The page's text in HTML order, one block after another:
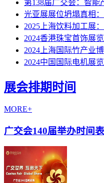
第138届广交会：智能
光亚展展位坍塌真相
2025上海饮料加工展
2024香港珠宝首饰展
2024上海国际竹产业
2024中国国际电机展
展会排期时间
MORE+
广交会140届举办时间